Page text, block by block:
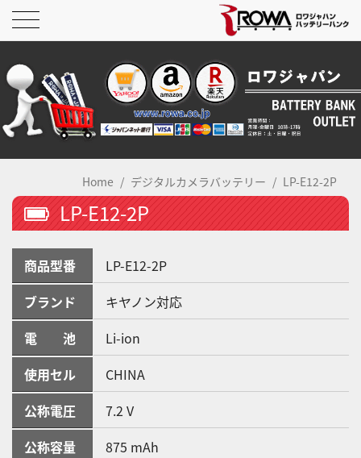
Home デジタルカメラバッテリー LP-E12-2P
LP-E12-2P
商品型番
LP-E12-2P
ブランド
キヤノン対応
電 池
Li-ion
使用セル
CHINA
公称電圧
7.2 V
公称容量
875 mAh